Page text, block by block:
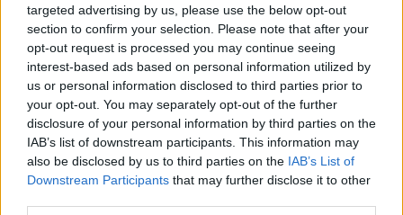
targeted advertising by us, please use the below opt-out
section to confirm your selection. Please note that after your
opt-out request is processed you may continue seeing
interest-based ads based on personal information utilized by
us or personal information disclosed to third parties prior to
your opt-out. You may separately opt-out of the further
disclosure of your personal information by third parties on the
IAB’s list of downstream participants. This information may
also be disclosed by us to third parties on the IAB’s List of
Downstream Participants that may further disclose it to other
Life
Πού να μην
κολυμπήσεις στην
Αττική: Οι 29
Life
AKTOR: Δίπλα στους
νέους επιστήμονες με
το πρόγραμμα